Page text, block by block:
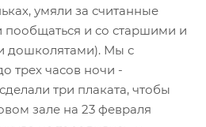
умяли за считанные
пообщаться и со старшими и
дошколятами). Мы с
трех часов ночи -
три плаката, чтобы
зале на 23 февраля